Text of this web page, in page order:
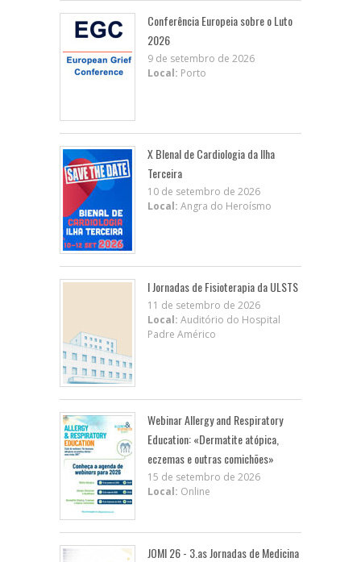
Conferência Europeia sobre o Luto
2026
9 de setembro de 2026
Local: Porto
X BIenal de Cardiologia da Ilha
Terceira
10 de setembro de 2026
Local: Angra do Heroísmo
I Jornadas de Fisioterapia da ULSTS
11 de setembro de 2026
Local: Auditório do Hospital
Padre Américo
Webinar Allergy and Respiratory
Education: «Dermatite atópica,
eczemas e outras comichões»
15 de setembro de 2026
Local: Online
JOMI 26 - 3.as Jornadas de Medicina